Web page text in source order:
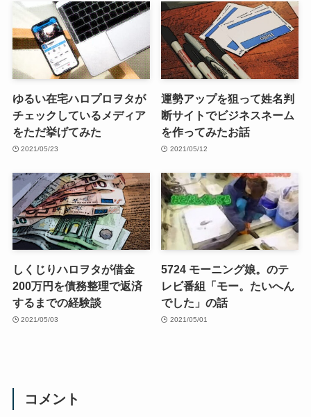
ゆるい在宅ハロプロヲタが
チェックしているメディア
をただ挙げてみた
2021/05/23
運勢アップを狙って姓名判
断サイトでビジネスネーム
を作ってみたお話
2021/05/12
しくじりハロヲタが借金
200万円を債務整理で返済
するまでの経験談
2021/05/03
5724 モーニング娘。のテ
レビ番組「モー。たいへん
でした」の話
2021/05/01
コメント